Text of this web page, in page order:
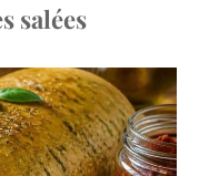
salées